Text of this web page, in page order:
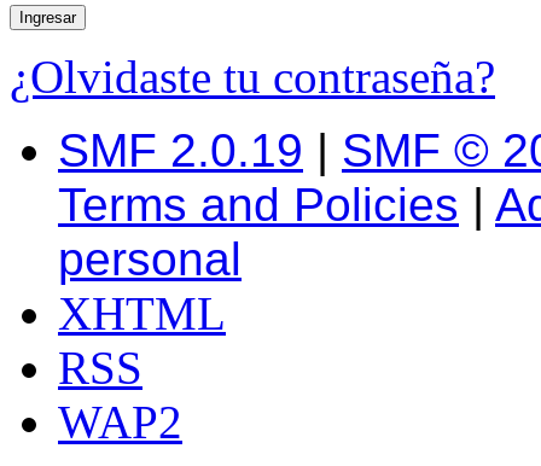
¿Olvidaste tu contraseña?
SMF 2.0.19 | SMF ©
Terms and Policies |
personal
XHTML
RSS
WAP2